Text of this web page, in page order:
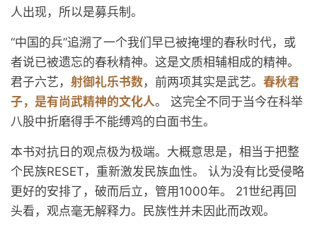
人出现，所以是募兵制。
“中国的兵”追溯了一个我们早已被掩埋的春秋时代，或
者说已被遗忘的春秋精神。这是文质相辅相成的精神。
君子六艺， 射御礼乐书数，前两项其实是武艺。 春秋君
子，是有尚武精神的文化人。 这完全不同于当今在科举
八股中折磨得手不能缚鸡的白面书生。
本书对抗日的观点极为极端。大概意思是，相当于把整
个民族RESET，重新激发民族血性。 认为没有比受侵略
更好的安排了，破而后立，管用1000年。 21世纪再回
头看，观点毫无解释力。民族性并未因此而改观。